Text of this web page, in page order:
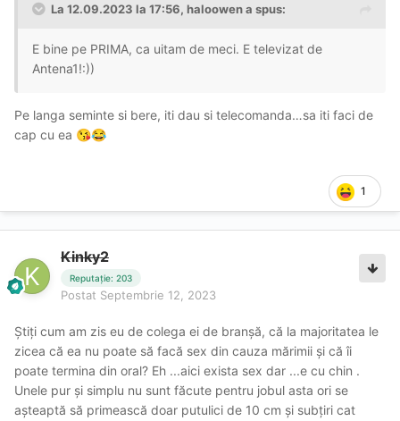
La 12.09.2023 la 17:56, haloowena spus:
E bine pe PRIMA, ca uitam de meci. E televizat de
Antena1!:))
Pe langa seminte si bere, iti dau si telecomanda…sa iti faci de
cap cu ea 😘😂
1
Kinky2
Reputație: 203
Postat Septembrie 12, 2023
Știți cum am zis eu de colega ei de branșă, că la majoritatea le
zicea că ea nu poate să facă sex din cauza mărimii și că îi
poate termina din oral? Eh ...aici exista sex dar ...e cu chin .
Unele pur și simplu nu sunt făcute pentru jobul asta ori se
așteaptă să primească doar putulici de 10 cm și subțiri cat